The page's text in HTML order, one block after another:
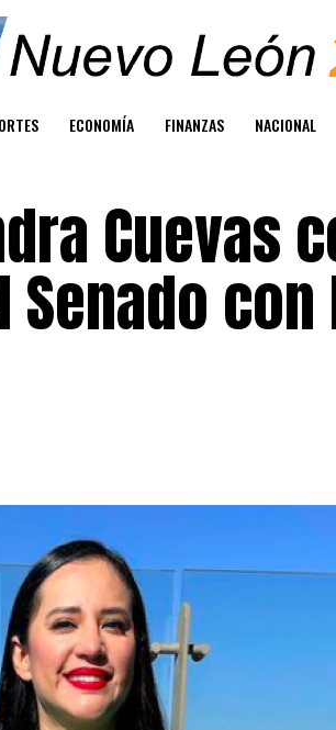
ECONOMÍA FINANZAS NACIONAL
Cuevas